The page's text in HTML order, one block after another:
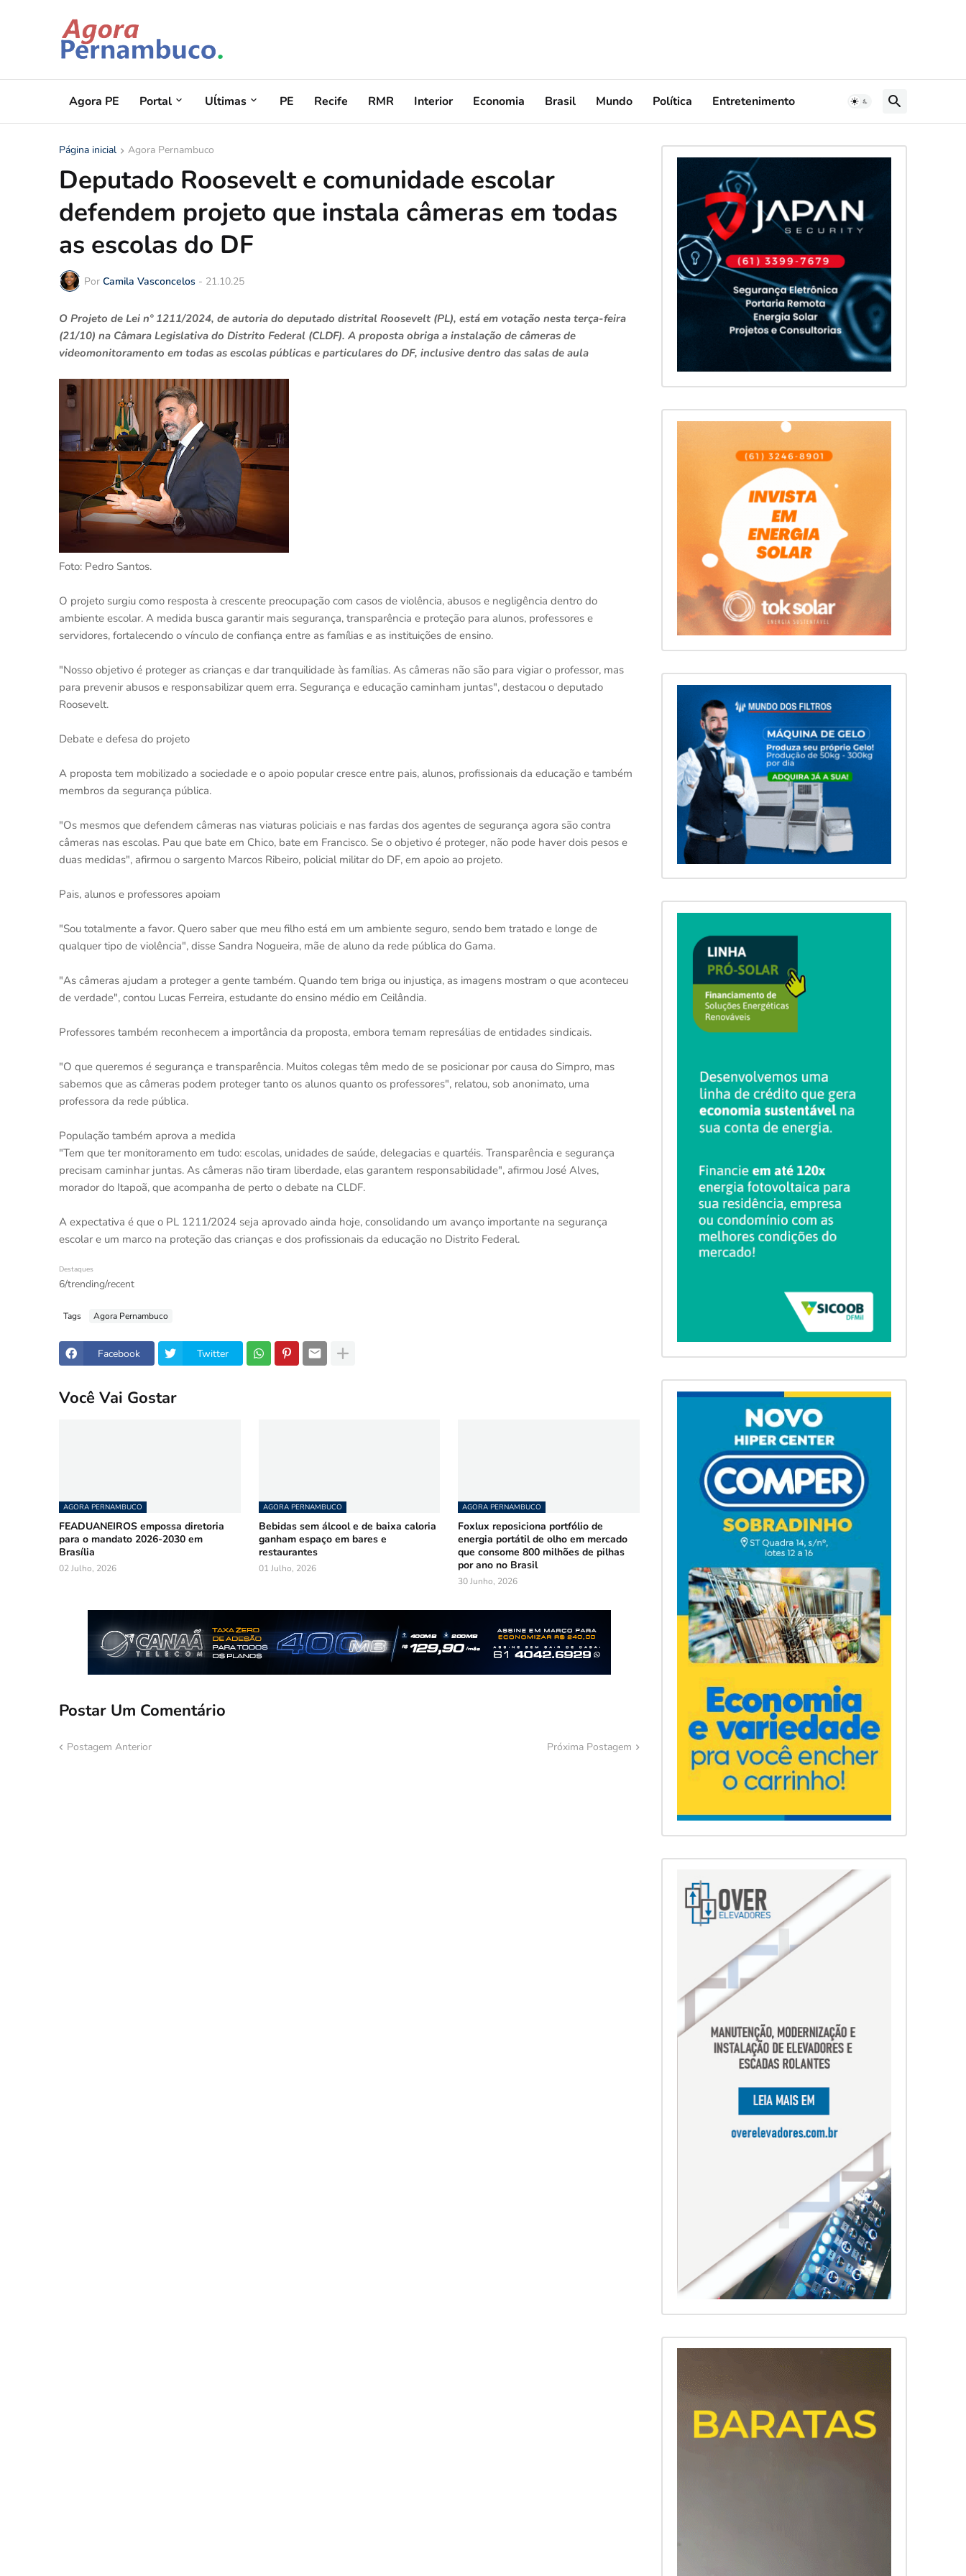
Agora PE Portal Uĺtimas PE Recife RMR Interior Economia Brasil Mundo Política Entretenimento
Página inicial Agora Pernambuco
Deputado Roosevelt e comunidade escolar
defendem projeto que instala câmeras em todas
as escolas do DF
Por Camila Vasconcelos - 21.10.25
O Projeto de Lei nº 1211/2024, de autoria do deputado distrital Roosevelt (PL), está em votação nesta terça-feira
(21/10) na Câmara Legislativa do Distrito Federal (CLDF). A proposta obriga a instalação de câmeras de
videomonitoramento em todas as escolas públicas e particulares do DF, inclusive dentro das salas de aula
Foto: Pedro Santos.
O projeto surgiu como resposta à crescente preocupação com casos de violência, abusos e negligência dentro do
ambiente escolar. A medida busca garantir mais segurança, transparência e proteção para alunos, professores e
servidores, fortalecendo o vínculo de confiança entre as famílias e as instituições de ensino.
"Nosso objetivo é proteger as crianças e dar tranquilidade às famílias. As câmeras não são para vigiar o professor, mas
para prevenir abusos e responsabilizar quem erra. Segurança e educação caminham juntas", destacou o deputado
Roosevelt.
Debate e defesa do projeto
A proposta tem mobilizado a sociedade e o apoio popular cresce entre pais, alunos, profissionais da educação e também
membros da segurança pública.
"Os mesmos que defendem câmeras nas viaturas policiais e nas fardas dos agentes de segurança agora são contra
câmeras nas escolas. Pau que bate em Chico, bate em Francisco. Se o objetivo é proteger, não pode haver dois pesos e
duas medidas", afirmou o sargento Marcos Ribeiro, policial militar do DF, em apoio ao projeto.
Pais, alunos e professores apoiam
"Sou totalmente a favor. Quero saber que meu filho está em um ambiente seguro, sendo bem tratado e longe de
qualquer tipo de violência", disse Sandra Nogueira, mãe de aluno da rede pública do Gama.
"As câmeras ajudam a proteger a gente também. Quando tem briga ou injustiça, as imagens mostram o que aconteceu
de verdade", contou Lucas Ferreira, estudante do ensino médio em Ceilândia.
Professores também reconhecem a importância da proposta, embora temam represálias de entidades sindicais.
"O que queremos é segurança e transparência. Muitos colegas têm medo de se posicionar por causa do Simpro, mas
sabemos que as câmeras podem proteger tanto os alunos quanto os professores", relatou, sob anonimato, uma
professora da rede pública.
População também aprova a medida
"Tem que ter monitoramento em tudo: escolas, unidades de saúde, delegacias e quartéis. Transparência e segurança
precisam caminhar juntas. As câmeras não tiram liberdade, elas garantem responsabilidade", afirmou José Alves,
morador do Itapoã, que acompanha de perto o debate na CLDF.
A expectativa é que o PL 1211/2024 seja aprovado ainda hoje, consolidando um avanço importante na segurança
escolar e um marco na proteção das crianças e dos profissionais da educação no Distrito Federal.
Destaques
6/trending/recent
Tags Agora Pernambuco
Facebook Twitter
Você Vai Gostar
AGORA PERNAMBUCO
FEADUANEIROS empossa diretoria
para o mandato 2026-2030 em
Brasília
02 Julho, 2026
AGORA PERNAMBUCO
Bebidas sem álcool e de baixa caloria
ganham espaço em bares e
restaurantes
01 Julho, 2026
AGORA PERNAMBUCO
Foxlux reposiciona portfólio de
energia portátil de olho em mercado
que consome 800 milhões de pilhas
por ano no Brasil
30 Junho, 2026
Postar Um Comentário
Postagem Anterior Próxima Postagem